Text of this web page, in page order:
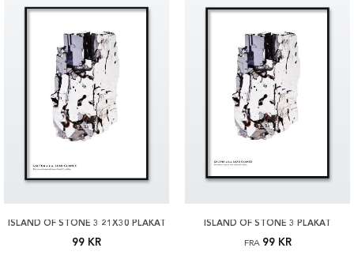
ISLAND OF STONE 3 21X30 PLAKAT
99 KR
ISLAND OF STONE 3 PLAKAT
FRA 99 KR